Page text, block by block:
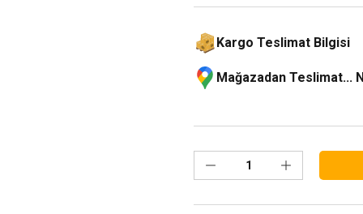
Kargo Teslimat Bilgisi
Mağazadan Teslimat...